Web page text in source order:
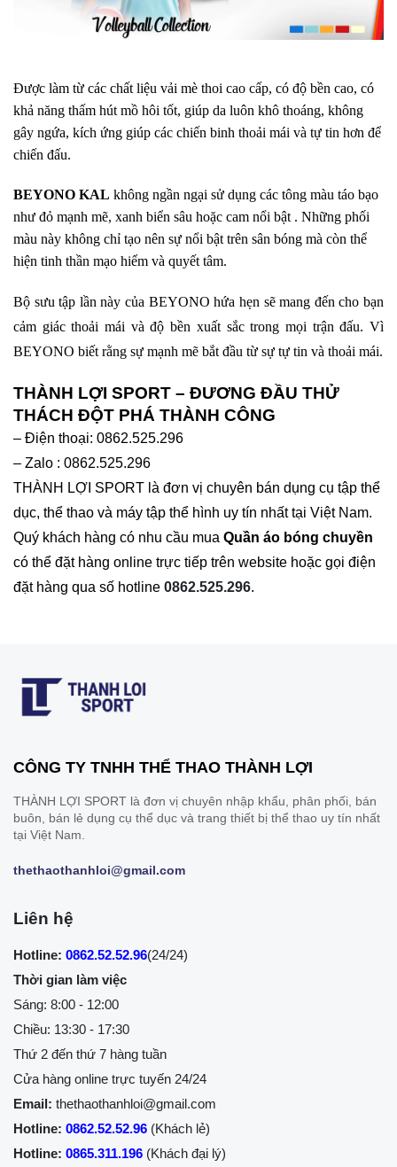
Được làm từ các chất liệu vải mè thoi cao cấp, có độ bền cao, có
khả năng thấm hút mồ hôi tốt, giúp da luôn khô thoáng, không
gây ngứa, kích ứng giúp các chiến binh thoải mái và tự tin hơn để
chiến đấu.
BEYONO KAL không ngần ngại sử dụng các tông màu táo bạo
như đỏ mạnh mẽ, xanh biển sâu hoặc cam nổi bật . Những phối
màu này không chỉ tạo nên sự nổi bật trên sân bóng mà còn thể
hiện tinh thần mạo hiểm và quyết tâm.
Bộ sưu tập lần này của BEYONO hứa hẹn sẽ mang đến cho bạn
cảm giác thoải mái và độ bền xuất sắc trong mọi trận đấu. Vì
BEYONO biết rằng sự mạnh mẽ bắt đầu từ sự tự tin và thoải mái.
THÀNH LỢI SPORT – ĐƯƠNG ĐẦU THỬ
THÁCH ĐỘT PHÁ THÀNH CÔNG
– Điện thoại: 0862.525.296
– Zalo : 0862.525.296
THÀNH LỢI SPORT là đơn vị chuyên bán dụng cụ tập thể
dục, thể thao và máy tập thể hình uy tín nhất tại Việt Nam.
Quý khách hàng có nhu cầu mua Quần áo bóng chuyền
có thể đặt hàng online trực tiếp trên website hoặc gọi điện
đặt hàng qua số hotline 0862.525.296.
CÔNG TY TNHH THỂ THAO THÀNH LỢI
THÀNH LỢI SPORT là đơn vị chuyên nhập khẩu, phân phối, bán
buôn, bán lẻ dụng cụ thể dục và trang thiết bị thể thao uy tín nhất
tại Việt Nam.
thethaothanhloi@gmail.com
Liên hệ
Hotline: 0862.52.52.96(24/24)
Thời gian làm việc
Sáng: 8:00 - 12:00
Chiều: 13:30 - 17:30
Thứ 2 đến thứ 7 hàng tuần
Cửa hàng online trực tuyến 24/24
Email: thethaothanhloi@gmail.com
Hotline: 0862.52.52.96 (Khách lẻ)
Hotline: 0865.311.196 (Khách đại lý)